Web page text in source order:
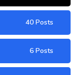
40 Posts
6 Posts